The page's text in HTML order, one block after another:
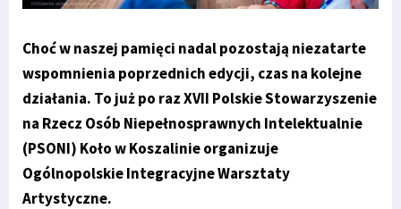
Choć w naszej pamięci nadal pozostają niezatarte
wspomnienia poprzednich edycji, czas na kolejne
działania. To już po raz XVII Polskie Stowarzyszenie
na Rzecz Osób Niepełnosprawnych Intelektualnie
(PSONI) Koło w Koszalinie organizuje
Ogólnopolskie Integracyjne Warsztaty
Artystyczne.